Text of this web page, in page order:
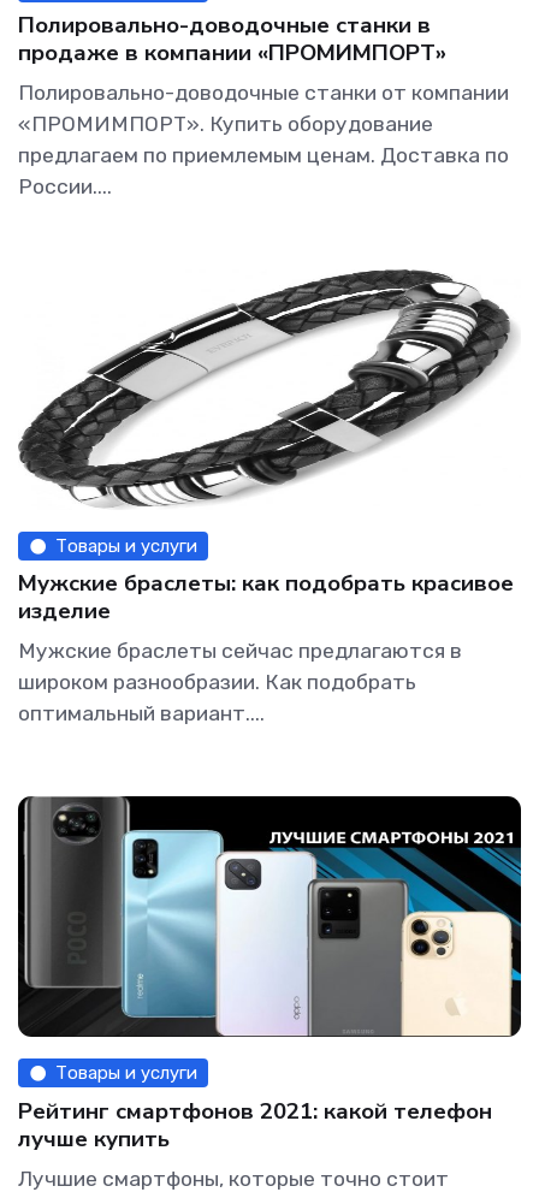
Полировально-доводочные станки в
продаже в компании «ПРОМИМПОРТ»
Полировально-доводочные станки от компании
«ПРОМИМПОРТ». Купить оборудование
предлагаем по приемлемым ценам. Доставка по
России....
Товары и услуги
Мужские браслеты: как подобрать красивое
изделие
Мужские браслеты сейчас предлагаются в
широком разнообразии. Как подобрать
оптимальный вариант....
Товары и услуги
Рейтинг смартфонов 2021: какой телефон
лучше купить
Лучшие смартфоны, которые точно стоит